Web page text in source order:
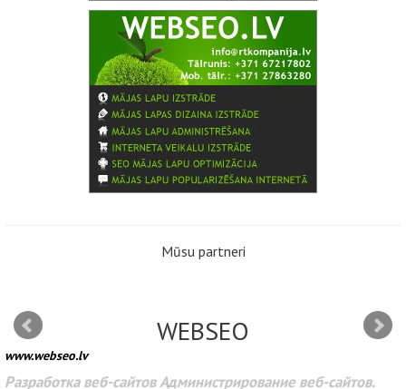
Mūsu partneri
WEBSEO
www.webseo.lv
Разработка веб-сайтов Администрирование веб-сайтов.